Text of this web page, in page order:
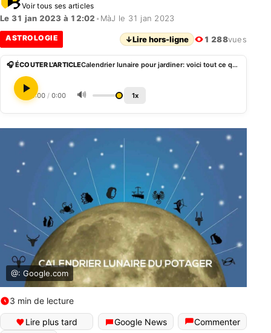
Voir tous ses articles
Le 31 jan 2023 à 12:02 • MàJ le 31 jan 2023
ASTROLOGIE ↓Lire hors-ligne 1 288vues
🎧 ÉCOUTER L'ARTICLE Calendrier lunaire pour jardiner: voici tout ce qu’il faut savoir
0:00 / 0:00 🔊 1x
@: Google.com
3 min de lecture
Lire plus tard Google News
Commenter